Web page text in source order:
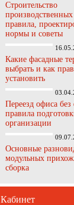
Строительство
правила,
нормы и советы
Какие фасадные
выбрать и как
установить
Переезд офиса без
правила
организации
Основные
модульных
сборка
Кабинет